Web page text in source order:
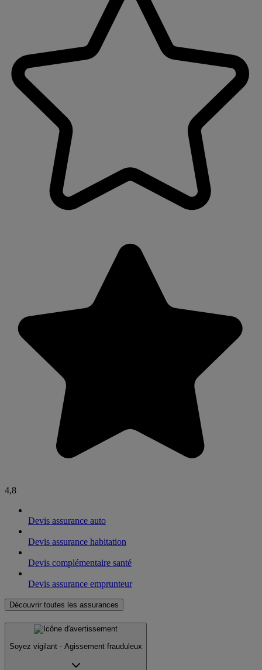
4,8
Devis assurance auto
Devis assurance habitation
Devis complémentaire santé
Devis assurance emprunteur
Découvrir toutes les assurances
Soyez vigilant - Agissement frauduleux